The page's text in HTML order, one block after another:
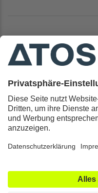
Kontakt & Rechtliches
Alle ATOS Kliniken